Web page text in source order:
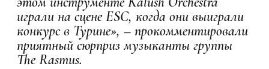
играли на сцене ESC, когда они выиграли
конкурс в Турине», – прокомментировали
приятный сюрприз музыканты группы
The Rasmus.